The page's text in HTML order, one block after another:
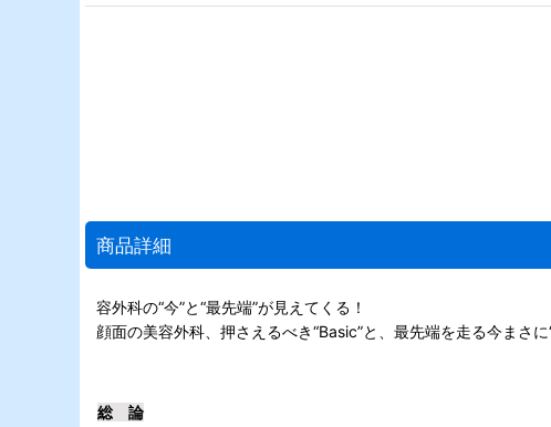
商品詳細
容外科の“今”と“最先端”が見えてくる！
顔面の美容外科、押さえるべき“Basic”と、最先端を走る今まさ
総 論